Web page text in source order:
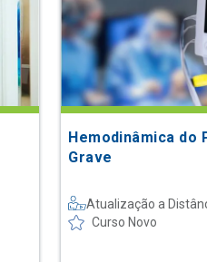
Hemodinâmica do
Grave
Atualização a
Curso Novo